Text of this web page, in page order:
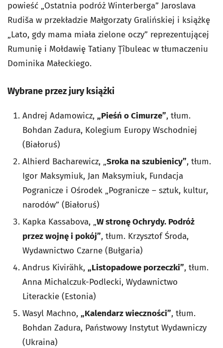
powieść „Ostatnia podróż Winterberga” Jaroslava
Rudiša w przekładzie Małgorzaty Gralińskiej i książkę
„Lato, gdy mama miała zielone oczy” reprezentującej
Rumunię i Mołdawię Tatiany Țîbuleac w tłumaczeniu
Dominika Małeckiego.
Wybrane przez jury książki
Andrej Adamowicz, „Pieśń o Cimurze”, tłum.
Bohdan Zadura, Kolegium Europy Wschodniej
(Białoruś)
Alhierd Bacharewicz, „Sroka na szubienicy”, tłum.
Igor Maksymiuk, Jan Maksymiuk, Fundacja
Pogranicze i Ośrodek „Pogranicze – sztuk, kultur,
narodów” (Białoruś)
Kapka Kassabova, „W stronę Ochrydy. Podróż
przez wojnę i pokój”, tłum. Krzysztof Środa,
Wydawnictwo Czarne (Bułgaria)
Andrus Kivirähk, „Listopadowe porzeczki”, tłum.
Anna Michalczuk-Podlecki, Wydawnictwo
Literackie (Estonia)
Wasyl Machno, „Kalendarz wieczności”, tłum.
Bohdan Zadura, Państwowy Instytut Wydawniczy
(Ukraina)